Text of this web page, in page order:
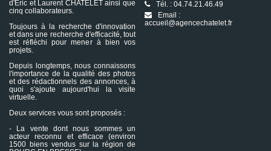
d'Eric et Laurent CHATELET ainsi que
cinq collaborateurs.
Toujours à la recherche d'innovation
et dans une recherche d'efficacité, tout
est réfléchi pour mener à bien vos
projets.
Depuis longtemps, nous connaissons
l'importance de la qualité des photos
et des rédactionnels des annonces, à
quoi s'ajoute aujourd'hui la visite
virtuelle.
Deux services vous sont proposés :
- La vente dont nous sommes un
acteur reconnu et efficace (environ
1500 biens vendus sur la région de
Tél. : 04.74.21.46.49
Email :
accueil@agencechatelet.fr